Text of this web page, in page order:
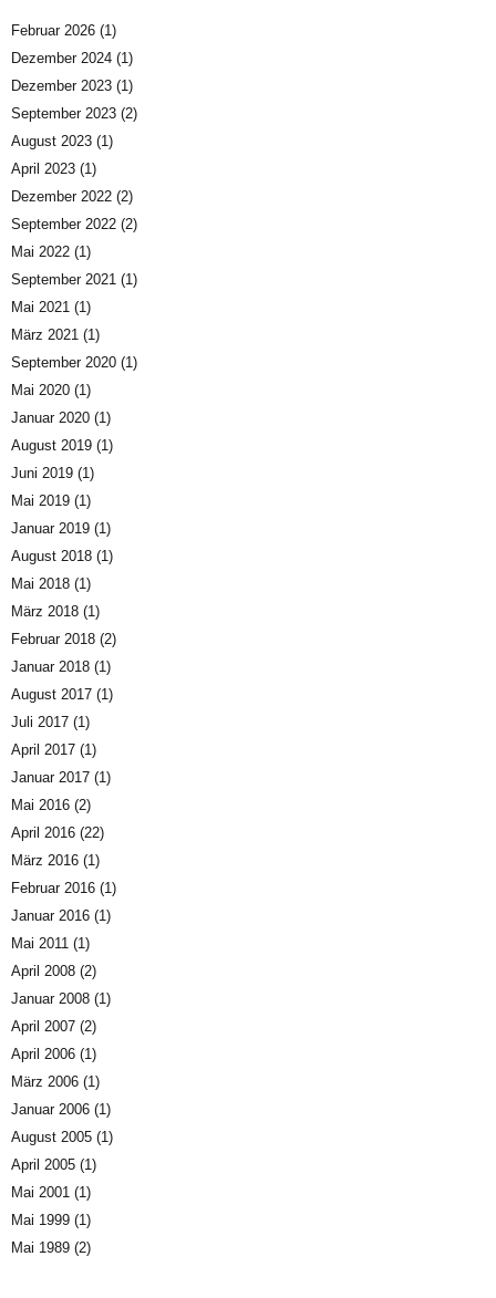
Februar 2026 (1)
Dezember 2024 (1)
Dezember 2023 (1)
September 2023 (2)
August 2023 (1)
April 2023 (1)
Dezember 2022 (2)
September 2022 (2)
Mai 2022 (1)
September 2021 (1)
Mai 2021 (1)
März 2021 (1)
September 2020 (1)
Mai 2020 (1)
Januar 2020 (1)
August 2019 (1)
Juni 2019 (1)
Mai 2019 (1)
Januar 2019 (1)
August 2018 (1)
Mai 2018 (1)
März 2018 (1)
Februar 2018 (2)
Januar 2018 (1)
August 2017 (1)
Juli 2017 (1)
April 2017 (1)
Januar 2017 (1)
Mai 2016 (2)
April 2016 (22)
März 2016 (1)
Februar 2016 (1)
Januar 2016 (1)
Mai 2011 (1)
April 2008 (2)
Januar 2008 (1)
April 2007 (2)
April 2006 (1)
März 2006 (1)
Januar 2006 (1)
August 2005 (1)
April 2005 (1)
Mai 2001 (1)
Mai 1999 (1)
Mai 1989 (2)